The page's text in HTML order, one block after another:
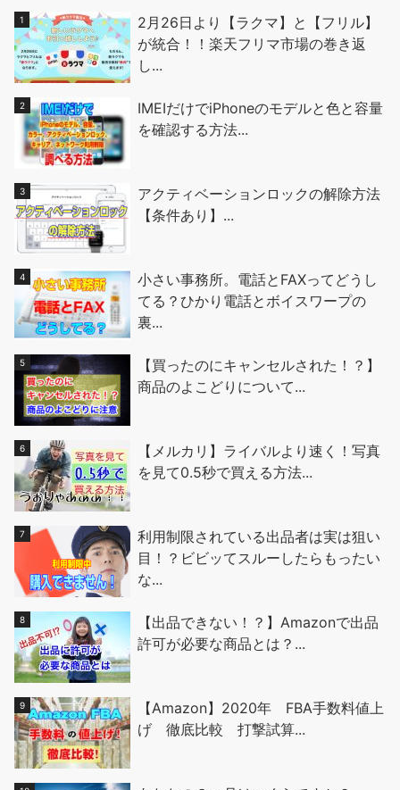
2月26日より【ラクマ】と【フリル】
が統合！！楽天フリマ市場の巻き返
し...
IMEIだけでiPhoneのモデルと色と容量
を確認する方法...
アクティベーションロックの解除方法
【条件あり】...
小さい事務所。電話とFAXってどうし
てる？ひかり電話とボイスワープの
裏...
【買ったのにキャンセルされた！？】
商品のよこどりについて...
【メルカリ】ライバルより速く！写真
を見て0.5秒で買える方法...
利用制限されている出品者は実は狙い
目！？ビビッてスルーしたらもったい
な...
【出品できない！？】Amazonで出品
許可が必要な商品とは？...
【Amazon】2020年 FBA手数料値上
げ 徹底比較 打撃試算...